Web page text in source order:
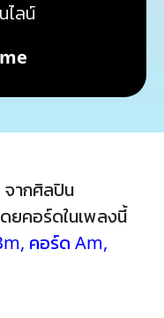
ไลน์
จากศิลปิน
ยคอร์ดในเพลงนี้
, คอร์ด Am,